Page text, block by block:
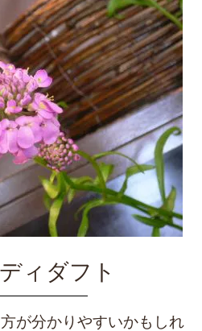
ィダフト
が分かりやすいかもしれ